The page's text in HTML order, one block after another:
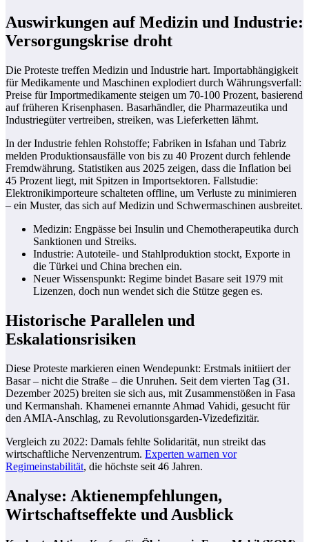
Auswirkungen auf Medizin und Industrie:
Versorgungskrise droht
Die Proteste treffen Medizin und Industrie hart. Importabhängigkeit
für Medikamente und Maschinen explodiert durch Währungsverfall:
Preise für Importmedikamente steigen um 70-100 Prozent, basierend
auf früheren Krisenphasen. Basarhändler, die Pharmazeutika und
Industriegüter vertreiben, streiken, was Lieferketten lähmt.
In der Industrie fehlen Rohstoffe; Fabriken in Isfahan und Tabriz
melden Produktionsausfälle von bis zu 40 Prozent durch fehlende
Fremdwährung. Statistiken aus 2025 zeigen, dass die Inflation bei
45 Prozent liegt, mit Spitzen in Importsektoren. Fallstudie:
Elektronikimporteure schalteten offline, um Verluste zu minimieren
– ein Muster, das sich auf Medizin und Schwermaschinen ausbreitet.
Medizin: Engpässe bei Insulin und Chemotherapeutika durch
Sanktionen und Streiks.
Industrie: Autoteile- und Stahlproduktion stockt, Exporte in
die Türkei und China brechen ein.
Neuer Wissenspunkt: Regime bindet Basare seit 1979 mit
Lizenzen, doch nun wendet sich die Stütze gegen es.
Historische Parallelen und
Eskalationsrisiken
Diese Proteste markieren einen Wendepunkt: Erstmals initiiert der
Basar – nicht die Straße – die Unruhen. Seit dem vierten Tag (31.
Dezember 2025) breiten sie sich aus, mit Zusammenstößen in Fasa
und Kermanshah. Khamenei ernannte Ahmad Vahidi, gesucht für
den AMIA-Anschlag, zu Revolutionsgarden-Vizedefizitär.
Vergleich zu 2022: Damals fehlte Solidarität, nun streikt das
wirtschaftliche Nervenzentrum. Experten warnen vor
Regimeinstabilität, die höchste seit 46 Jahren.
Analyse: Aktienempfehlungen,
Wirtschaftseffekte und Ausblick